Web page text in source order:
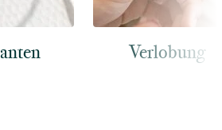
Verlobung